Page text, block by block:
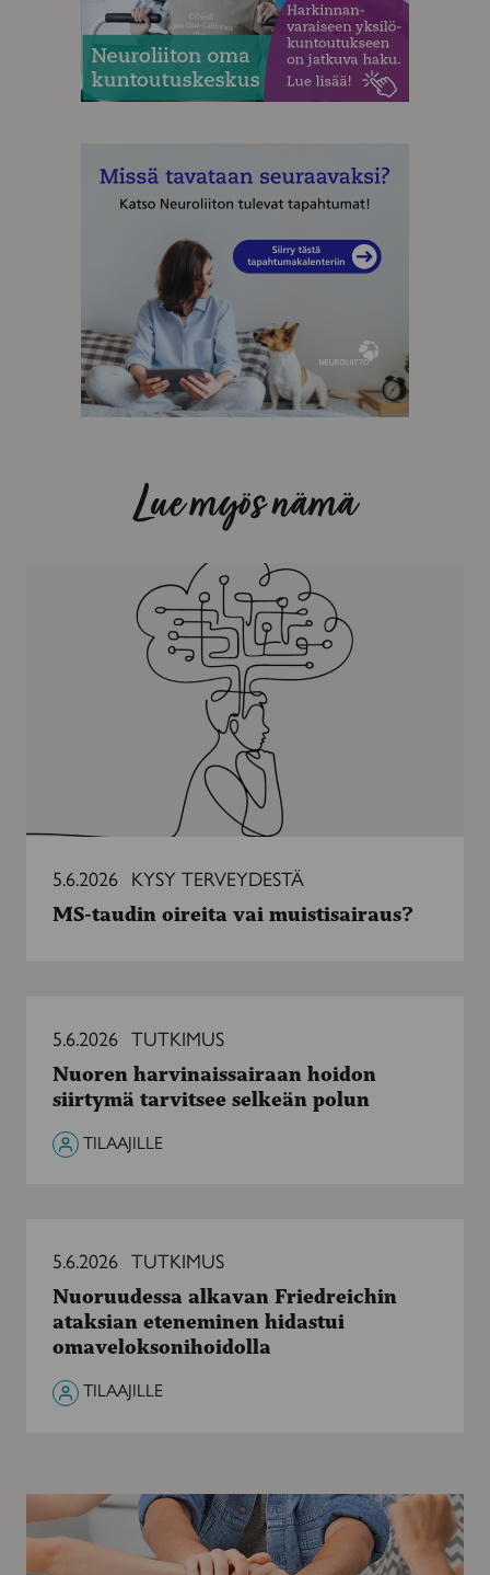
Lue myös nämä
5.6.2026 KYSY TERVEYDESTÄ
MS-taudin oireita vai muistisairaus?
harvinaissairaan
hoidon
siirtymä
tarvitsee
selkeän
polun
5.6.2026 TUTKIMUS
Nuoren harvinaissairaan hoidon
siirtymä tarvitsee selkeän polun
TILAAJILLE
alkavan
Friedreichin
ataksian
eteneminen
hidastui
omaveloksonihoidolla
5.6.2026 TUTKIMUS
Nuoruudessa alkavan Friedreichin
ataksian eteneminen hidastui
omaveloksonihoidolla
TILAAJILLE